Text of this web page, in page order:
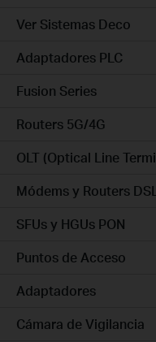
Ver Sistemas Deco
Adaptadores PLC
Fusion Series
Routers 5G/4G
OLT (Optical Line
Módems y Routers DSL
SFUs y HGUs PON
Puntos de Acceso
Adaptadores
Cámara de Vigilancia